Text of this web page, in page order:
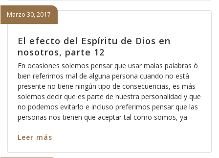
El efecto del Espíritu de Dios en
nosotros, parte 12
Marzo 30, 2017
En ocasiones solemos pensar que usar malas palabras ó
bien referirnos mal de alguna persona cuando no está
presente no tiene ningún tipo de consecuencias, es más
solemos decir que es parte de nuestra personalidad y que
no podemos evitarlo e incluso preferimos pensar que las
personas nos tienen que aceptar tal como somos, ya
Leer más